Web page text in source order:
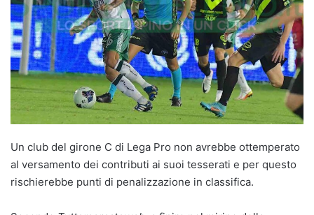
Un club del girone C di Lega Pro non avrebbe ottemperato
al versamento dei contributi ai suoi tesserati e per questo
rischierebbe punti di penalizzazione in classifica.